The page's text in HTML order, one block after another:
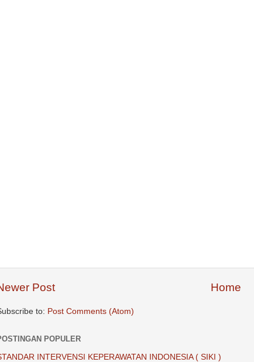
Post Home
to: Post Comments (Atom)
POPULER
INTERVENSI KEPERAWATAN INDONESIA ( SIKI )